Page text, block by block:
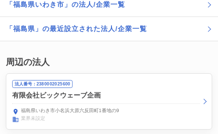
「福島県いわき市」の法人/企業一覧
「福島県」の最近設立された法人/企業一覧
周辺の法人
法人番号：2380002025600
有限会社ビックウェーブ企画
福島県いわき市小名浜大原六反田町1番地の9
業界未設定